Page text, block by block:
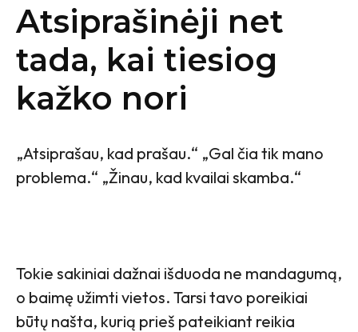
Atsiprašinėji net
tada, kai tiesiog
kažko nori
„Atsiprašau, kad prašau.“ „Gal čia tik mano
problema.“ „Žinau, kad kvailai skamba.“
Tokie sakiniai dažnai išduoda ne mandagumą,
o baimę užimti vietos. Tarsi tavo poreikiai
būtų našta, kurią prieš pateikiant reikia